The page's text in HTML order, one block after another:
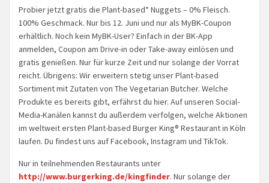
Probier jetzt gratis die Plant-based* Nuggets – 0% Fleisch.
100% Geschmack. Nur bis 12. Juni und nur als MyBK-Coupon
erhältlich. Noch kein MyBK-User? Einfach in der BK-App
anmelden, Coupon am Drive-in oder Take-away einlösen und
gratis genießen. Nur für kurze Zeit und nur solange der Vorrat
reicht. Übrigens: Wir erweitern stetig unser Plant-based
Sortiment mit Zutaten von The Vegetarian Butcher. Welche
Produkte es bereits gibt, erfährst du hier. Auf unseren Social-
Media-Kanälen kannst du außerdem verfolgen, welche Aktionen
im weltweit ersten Plant-based Burger King® Restaurant in Köln
laufen. Du findest uns auf Facebook, Instagram und TikTok.
Nur in teilnehmenden Restaurants unter
http://www.burgerking.de/kingfinder. Nur solange der